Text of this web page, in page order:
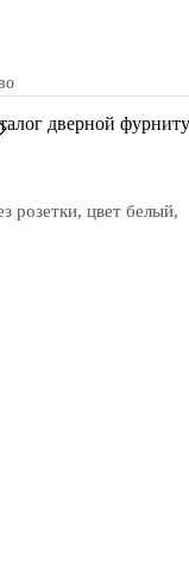
дверной
розетки, цвет белый,